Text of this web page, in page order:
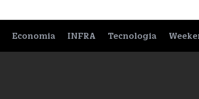
Economia INFRA Tecnologia